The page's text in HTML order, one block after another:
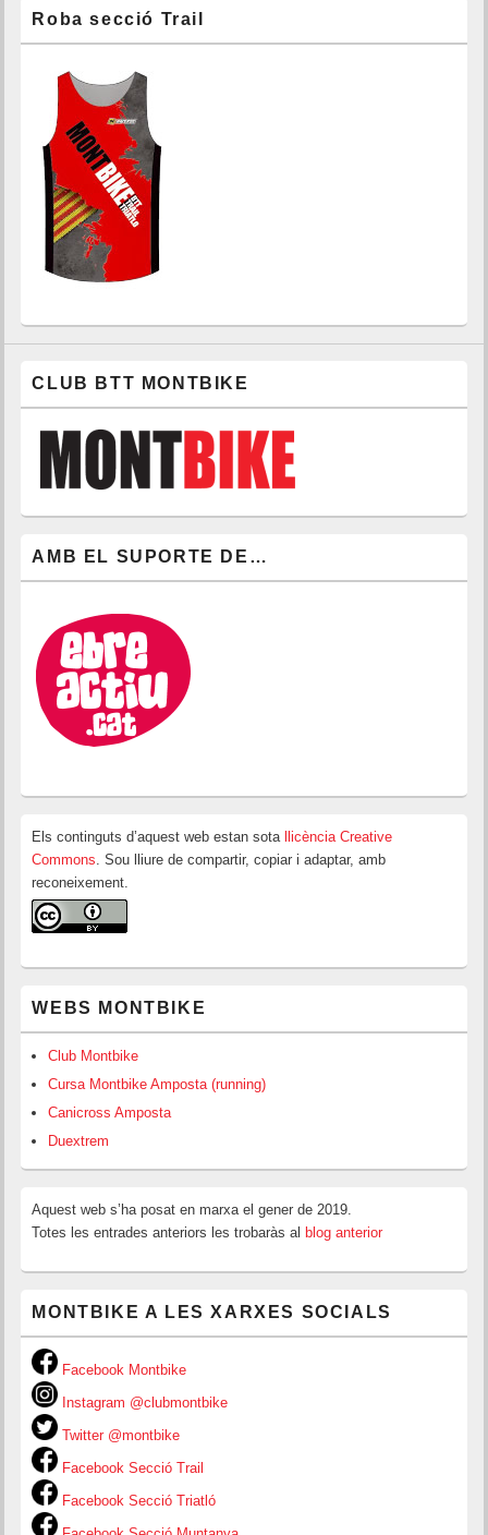
Roba secció Trail
CLUB BTT MONTBIKE
AMB EL SUPORTE DE…
Els continguts d’aquest web estan sota
llicència Creative
Commons . Sou lliure de compartir, copiar i adaptar, amb
reconeixement.
WEBS MONTBIKE
Club Montbike
Cursa Montbike Amposta (running)
Canicross Amposta
Duextrem
Aquest web s’ha posat en marxa el gener de 2019.
Totes les entrades anteriors les trobaràs al blog anterior
MONTBIKE A LES XARXES SOCIALS
Facebook Montbike
Instagram @clubmontbike
Twitter @montbike
Facebook Secció Trail
Facebook Secció Triatló